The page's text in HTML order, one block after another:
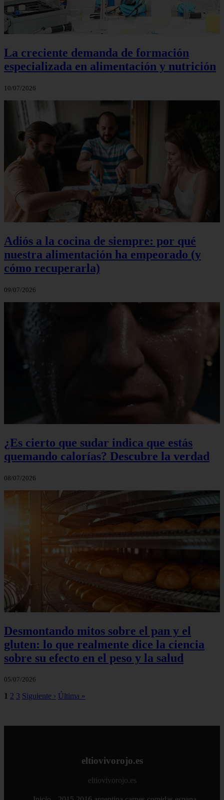
La creciente demanda de formación
especializada en alimentación y nutrición
10/07/2026
Adiós a la cocina de siempre: por qué
nuestra alimentación ha empeorado (y
cómo recuperarla)
09/07/2026
¿Es cierto que sudar indica que estás
quemando calorías? Descubre la verdad
08/07/2026
Desmontando mitos sobre el pan y el
gluten: lo que realmente dice la ciencia
sobre su efecto en el peso y la salud
05/07/2026
1 2 3 Siguiente › Última »
eltiovivorojo.es
eltiovivorojo.es